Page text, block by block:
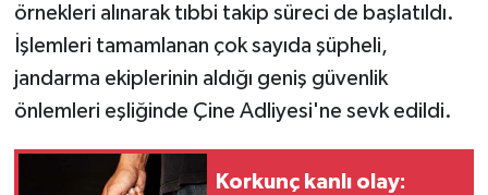
örnekleri alınarak tıbbi takip süreci de başlatıldı.
İşlemleri tamamlanan çok sayıda şüpheli,
jandarma ekiplerinin aldığı geniş güvenlik
önlemleri eşliğinde Çine Adliyesi'ne sevk edildi.
Korkunç kanlı olay: